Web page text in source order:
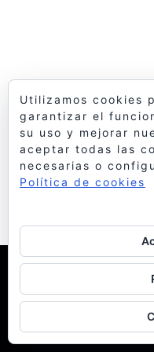
© 1998 Bello y
Cookies
Utilizamos cookies
garantizar el
su uso y mejorar
aceptar todas las
necesarias o
Política de cookies